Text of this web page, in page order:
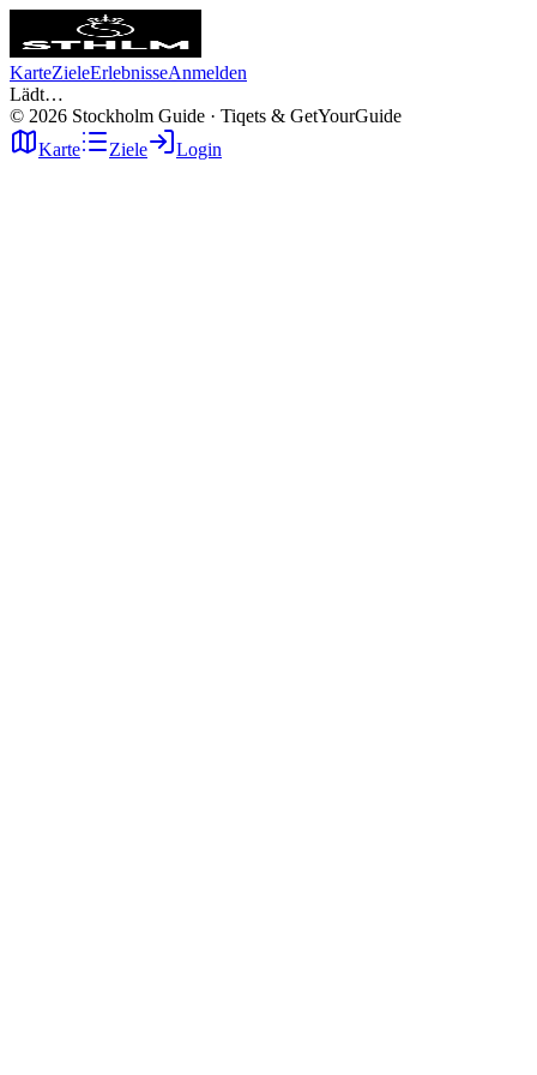
KarteZieleErlebnisseAnmelden
Lädt…
© 2026 Stockholm Guide · Tiqets & GetYourGuide
Karte
Ziele Login